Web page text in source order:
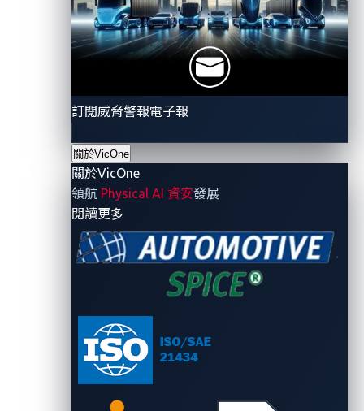
訂閱威脅警報電子報
關於VicOne
關於VicOne
領航 Physical AI 資安發展
閱讀更多
式以及進階持續性威脅。有了xZETA正在申請專利的
VicOne漏洞衝擊評分」(VicOne Vulnerability Impact
，簡稱 VVIR)技術，廠商就能整合外部與內部的洞
見來優先處理高風險漏洞。如此一來就能快速偵測高風
險問題並擬定應對策略。資訊亦會回饋到「威脅分析與
風險評估」
流程並持續保持監控。
點選連結 來進一步了解AWS Marketplace
解決方案。
列的車用資安軟體與服務。VicOne
汽車製造商嚴格要求所設計，旨在保護並提供新型態汽
車客製化的特殊需求。身為趨勢科技的子公司，
憑藉著趨勢科技超過
多年在網路資安的堅固基礎，為